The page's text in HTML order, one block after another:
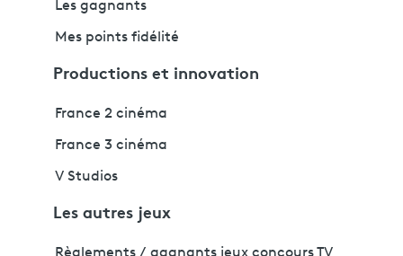
Les gagnants
Mes points fidélité
Productions et innovation
France 2 cinéma
France 3 cinéma
V Studios
Les autres jeux